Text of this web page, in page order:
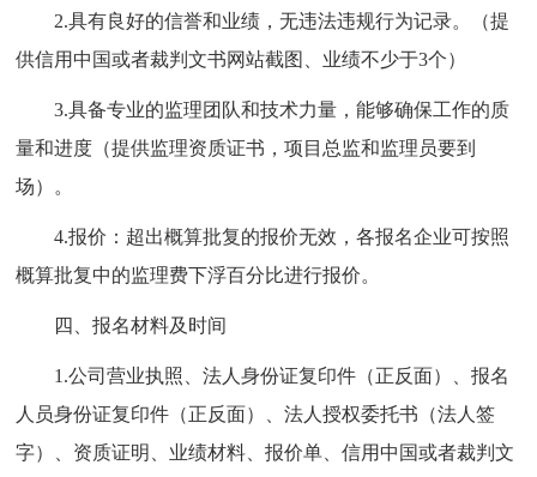
2.具有良好的信誉和业绩，无违法违规行为记录。（提
供信用中国或者裁判文书网站截图、业绩不少于3个）
3.具备专业的监理团队和技术力量，能够确保工作的质
量和进度（提供监理资质证书，项目总监和监理员要到
场）。
4.报价：超出概算批复的报价无效，各报名企业可按照
概算批复中的监理费下浮百分比进行报价。
四、报名材料及时间
1.公司营业执照、法人身份证复印件（正反面）、报名
人员身份证复印件（正反面）、法人授权委托书（法人签
字）、资质证明、业绩材料、报价单、信用中国或者裁判文